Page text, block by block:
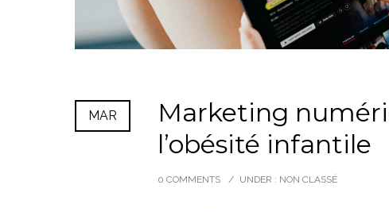
MAR
Marketing
l’obésité infantile
0 COMMENTS / UNDER : NON CLASSÉ